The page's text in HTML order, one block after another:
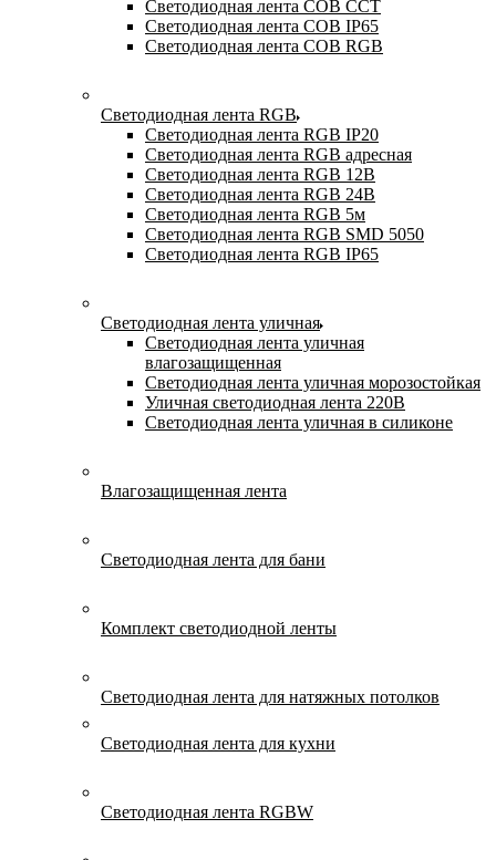
Светодиодная лента COB CCT
Светодиодная лента COB IP65
Светодиодная лента COB RGB
Светодиодная лента RGB
Светодиодная лента RGB IP20
Светодиодная лента RGB адресная
Светодиодная лента RGB 12В
Светодиодная лента RGB 24В
Светодиодная лента RGB 5м
Светодиодная лента RGB SMD 5050
Светодиодная лента RGB IP65
Светодиодная лента уличная
Светодиодная лента уличная
влагозащищенная
Светодиодная лента уличная морозостойкая
Уличная светодиодная лента 220В
Светодиодная лента уличная в силиконе
Влагозащищенная лента
Светодиодная лента для бани
Комплект светодиодной ленты
Светодиодная лента для натяжных потолков
Светодиодная лента для кухни
Светодиодная лента RGBW